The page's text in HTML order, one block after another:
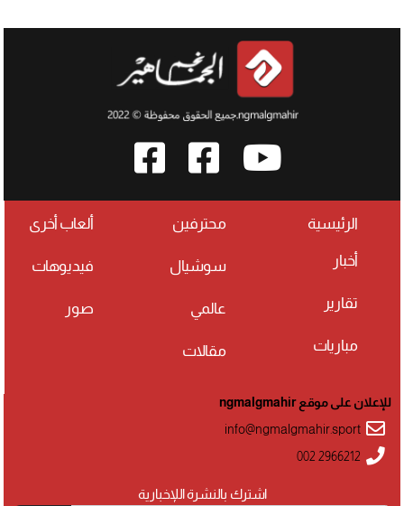
الرئيسية
أخبار
تقارير
مباريات
محترفين
سوشيال
عالمي
مقالات
ألعاب أخرى
فيديوهات
صور
اشترك بالنشرة اللإخبارية
للإعلان على موقع ngmalgmahir
info@ngmalgmahir.sport
002 2966212